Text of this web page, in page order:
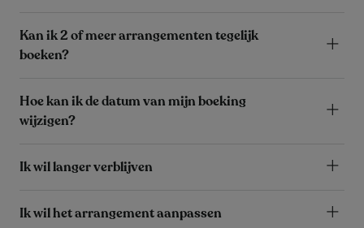
Kan ik 2 of meer arrangementen tegelijk
boeken?
Hoe kan ik de datum van mijn boeking
wijzigen?
Ik wil langer verblijven
Ik wil het arrangement aanpassen